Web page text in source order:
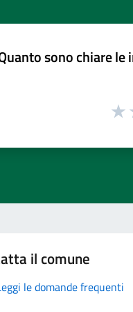
sono chiare
il comune
le domande frequenti